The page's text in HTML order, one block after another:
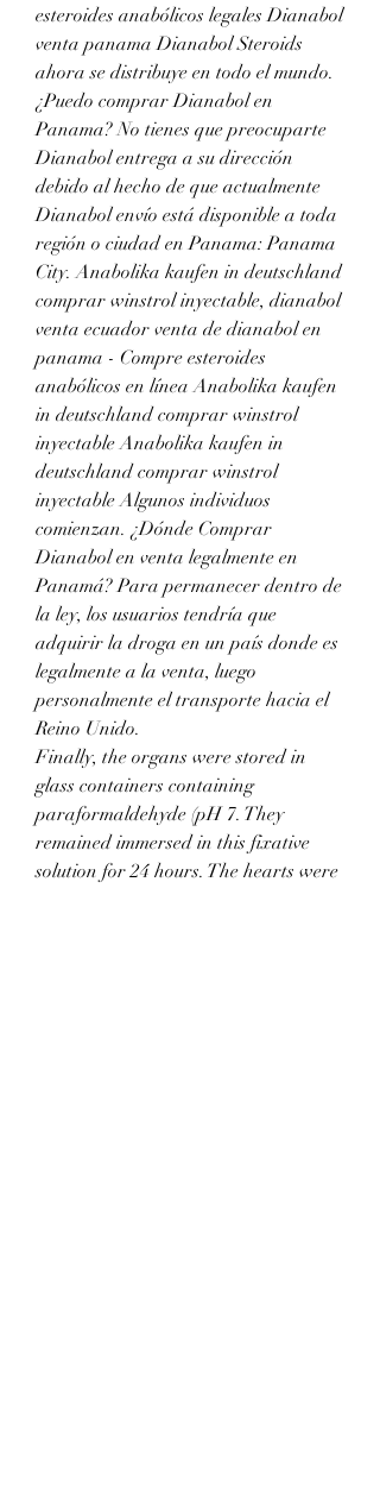
esteroides anabólicos legales Dianabol
venta panama Dianabol Steroids
ahora se distribuye en todo el mundo.
¿Puedo comprar Dianabol en
Panama? No tienes que preocuparte
Dianabol entrega a su dirección
debido al hecho de que actualmente
Dianabol envío está disponible a toda
región o ciudad en Panama: Panama
City. Anabolika kaufen in deutschland
comprar winstrol inyectable, dianabol
venta ecuador venta de dianabol en
panama - Compre esteroides
anabólicos en línea Anabolika kaufen
in deutschland comprar winstrol
inyectable Anabolika kaufen in
deutschland comprar winstrol
inyectable Algunos individuos
comienzan. ¿Dónde Comprar
Dianabol en venta legalmente en
Panamá? Para permanecer dentro de
la ley, los usuarios tendría que
adquirir la droga en un país donde es
legalmente a la venta, luego
personalmente el transporte hacia el
Reino Unido.
Finally, the organs were stored in
glass containers containing
paraformaldehyde (pH 7. They
remained immersed in this fixative
solution for 24 hours. The hearts were